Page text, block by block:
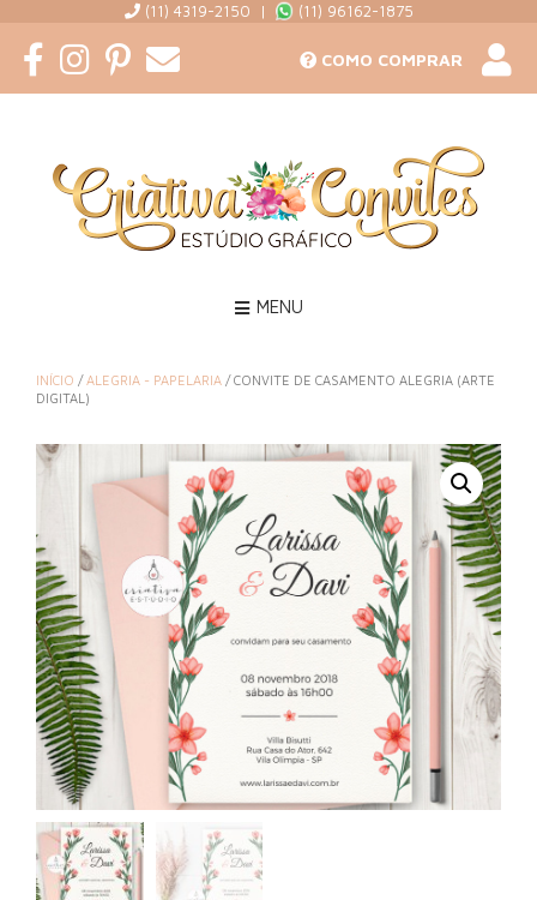
(11) 4319-2150 | (11) 96162-1875
COMO COMPRAR
MENU
INÍCIO /ALEGRIA - PAPELARIA / CONVITE DE CASAMENTO ALEGRIA (ARTE
DIGITAL)